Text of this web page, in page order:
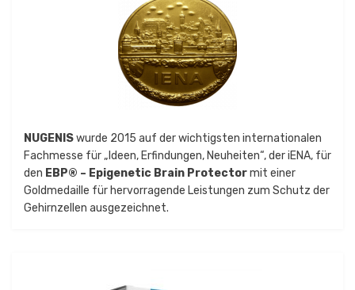
NUGENISwurde 2015 auf der wichtigsten internationalen
Fachmesse für „Ideen, Erfindungen, Neuheiten“, der iENA, für
den EBP® – Epigenetic Brain Protectormit einer
Goldmedaille für hervorragende Leistungen zum Schutz der
Gehirnzellen ausgezeichnet.